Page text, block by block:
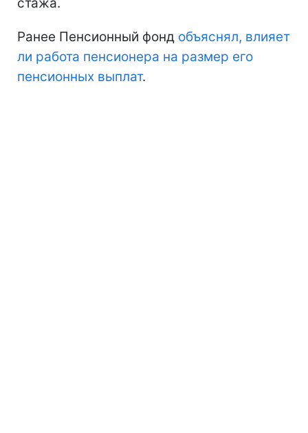
стажа.
Ранее Пенсионный фонд объяснял, влияет
ли работа пенсионера на размер его
пенсионных выплат.